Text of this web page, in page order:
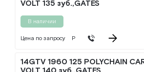
VOLT 135 зуб.,GATES
В наличии
Цена по запросу Р
14GTV 1960 125 POLYCHAIN